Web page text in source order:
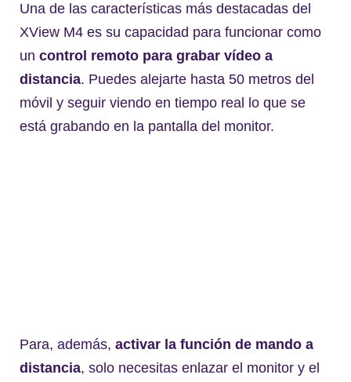
Una de las características más destacadas del
XView M4 es su capacidad para funcionar como
un control remoto para grabar vídeo a
distancia. Puedes alejarte hasta 50 metros del
móvil y seguir viendo en tiempo real lo que se
está grabando en la pantalla del monitor.
Para, además, activar la función de mando a
distancia, solo necesitas enlazar el monitor y el